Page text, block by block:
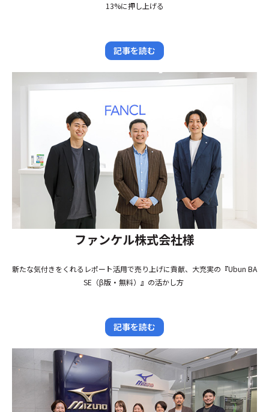
13%に押し上げる
記事を読む
ファンケル株式会社様
新たな気付きをくれるレポート活用で売り上げに貢献、大充実の『Ubun BA
SE（β版・無料）』の活かし方
記事を読む